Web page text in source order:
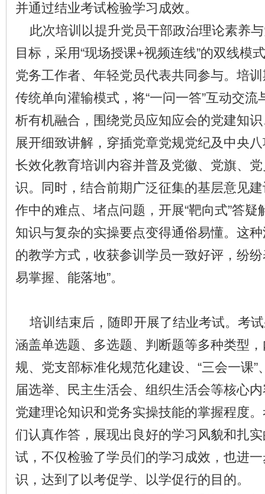
并通过结业考试检验学习成效。
此次培训以提升党员干部政治理论素养
目标，采用“现场授课+视频连线”的双线模
党务工作者、年轻党员代表共同参与。培
传统单向灌输模式，将“一问一答”互动交流
析有机融合，围绕党员应知应会的党建知
展开细致讲解，穿插党章党规党纪及中央
长效化教育培训内容并普及党徽、党旗、
识。同时，结合前期广泛征集的基层意见
作中的难点、堵点问题，开展“靶向式”答
知识与复杂的实操要点变得通俗易懂。这
的教学方式，收获参训学员一致好评，纷
易掌握、能落地”。
培训结束后，随即开展了结业考试。考
涵盖单选题、多选题、判断题等多种类型
规、党支部标准化规范化建设、“三会一课
届选举、民主生活会、组织生活会等核心
党建理论知识和党务实操技能的掌握程度
们认真作答，展现出良好的学习风貌和扎
试，不仅检验了学员们的学习成效，也进
识，达到了以考促学、以学促行的目的。